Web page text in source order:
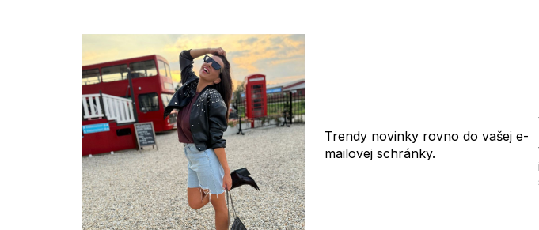
Trendy novinky rovno do vašej e-
mailovej schránky.